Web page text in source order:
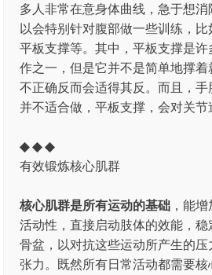
多人非常在意身体曲线，急于想
以会特别针对腹部做一些训练，比
平板支撑等。其中，平板支撑是
作之一，但是它并不是简单地撑
不正确反而会适得其反。而且，手
并不适合做，平板支撑，会对关节
◆ ◆ ◆
有效锻炼核心肌群
核心肌群是所有运动的基础 ，能
活动性，直接启动肢体的效能，
骨盆，以对抗这些运动所产生的
张力。既然所有日常活动都需要